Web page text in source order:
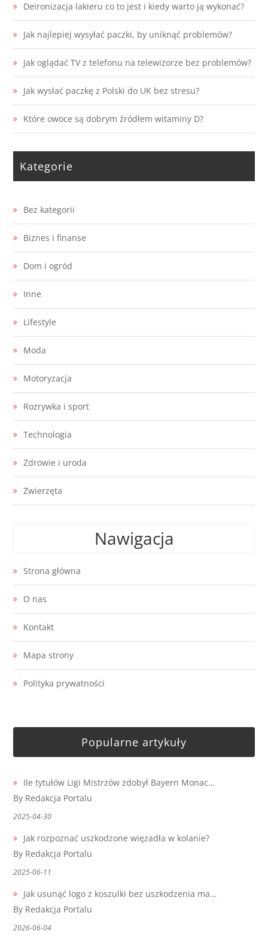
Deironizacja lakieru co to jest i kiedy warto ją wykonać?
Jak najlepiej wysyłać paczki, by uniknąć problemów?
Jak oglądać TV z telefonu na telewizorze bez problemów?
Jak wysłać paczkę z Polski do UK bez stresu?
Które owoce są dobrym źródłem witaminy D?
Kategorie
Bez kategorii
Biznes i finanse
Dom i ogród
Inne
Lifestyle
Moda
Motoryzacja
Rozrywka i sport
Technologia
Zdrowie i uroda
Zwierzęta
Nawigacja
Strona główna
O nas
Kontakt
Mapa strony
Polityka prywatności
Popularne artykuły
Ile tytułów Ligi Mistrzów zdobył Bayern Monac…
By Redakcja Portalu
2025-04-30
Jak rozpoznać uszkodzone więzadła w kolanie?
By Redakcja Portalu
2025-06-11
Jak usunąć logo z koszulki bez uszkodzenia ma…
By Redakcja Portalu
2026-06-04